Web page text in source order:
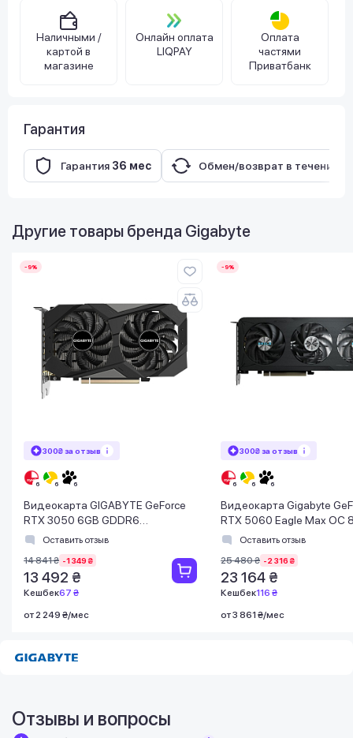
Наличными /
картой в
магазине
Онлайн оплата
LIQPAY
Оплата
частями
Приватбанк
Гарантия
Гарантия 36 мес Обмен/возврат в течение
Другие товары бренда Gigabyte
-9%
300₴ за отзыв
Видеокарта GIGABYTE GeForce
RTX 3050 6GB GDDR6
WINDFORCE OC
Оставить отзыв
14 841 ₴ -1 349 ₴
13 492 ₴
Кешбек67 ₴
от 2 249 ₴/мес
-9%
300₴ за отзыв
Видеокарта Gigabyte
RTX 5060 Eagle Max OC
GDDR7 (GV-
Оставить отзыв
25 480 ₴ -2 316 ₴
23 164 ₴
Кешбек116 ₴
от 3 861 ₴/мес
Отзывы и вопросы